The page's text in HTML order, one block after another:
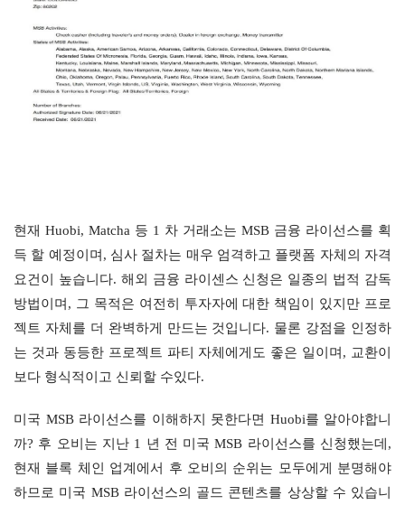
현재 Huobi, Matcha 등 1 차 거래소는 MSB 금융 라이선스를 획
득 할 예정이며, 심사 절차는 매우 엄격하고 플랫폼 자체의 자격
요건이 높습니다. 해외 금융 라이센스 신청은 일종의 법적 감독
방법이며, 그 목적은 여전히 ​​투자자에 대한 책임이 있지만 프로
젝트 자체를 더 완벽하게 만드는 것입니다. 물론 강점을 인정하
는 것과 동등한 프로젝트 파티 자체에게도 좋은 일이며, 교환이
보다 형식적이고 신뢰할 수있다.
미국 MSB 라이선스를 이해하지 못한다면 Huobi를 알아야합니
까? 후 오비는 지난 1 년 전 미국 MSB 라이선스를 신청했는데,
현재 블록 체인 업계에서 후 오비의 순위는 모두에게 분명해야
하므로 미국 MSB 라이선스의 골드 콘텐츠를 상상할 수 있습니